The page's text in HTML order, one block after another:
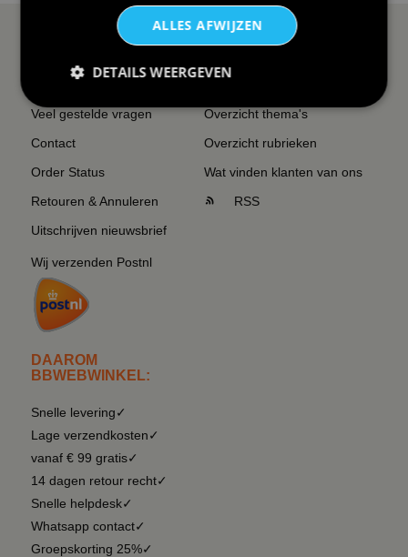
SERVICE EN INFO
Veel gestelde vragen
Contact
Order Status
Retouren & Annuleren
Uitschrijven nieuwsbrief
Wij verzenden Postnl
DAAROM
BBWEBWINKEL:
Snelle levering✓
Lage verzendkosten✓
vanaf € 99 gratis✓
14 dagen retour recht✓
Snelle helpdesk✓
Whatsapp contact✓
Groepskorting 25%✓
OVERZICHT
Overzicht thema's
Overzicht rubrieken
Wat vinden klanten van ons
RSS
ALLES AFWIJZEN
DETAILS WEERGEVEN